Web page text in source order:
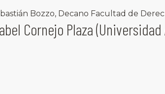
Bozzo, Decano Facultad de
Cornejo Plaza